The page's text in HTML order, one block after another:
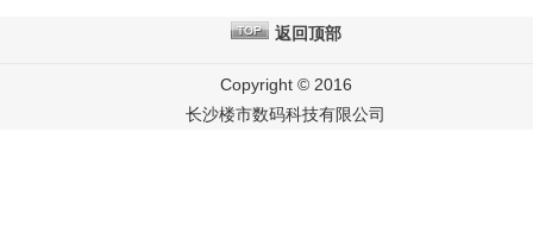
返回顶部
Copyright © 2016
长沙楼市数码科技有限公司